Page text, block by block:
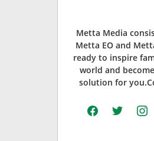
Metta Media
Metta EO and
ready to inspire
world and
solution for
facebooktwitter